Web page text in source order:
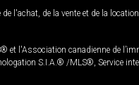
l'achat, de la vente et de la
et l'Association canadienne de
S.I.A.® /MLS®, Service